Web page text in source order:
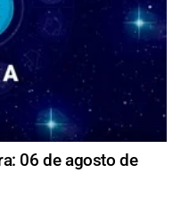
06 de agosto de